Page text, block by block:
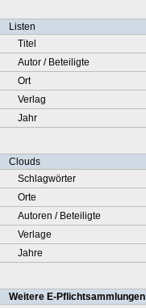
Listen
Titel
Autor / Beteiligte
Ort
Verlag
Jahr
Clouds
Schlagwörter
Orte
Autoren / Beteiligte
Verlage
Jahre
Weitere E-Pflichtsammlungen